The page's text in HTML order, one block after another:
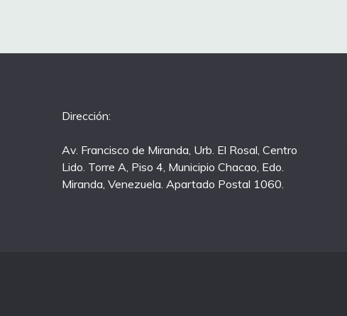
Dirección:
Av. Francisco de Miranda, Urb. El Rosal, Centro
Lido. Torre A, Piso 4, Municipio Chacao, Edo.
Miranda, Venezuela. Apartado Postal 1060.